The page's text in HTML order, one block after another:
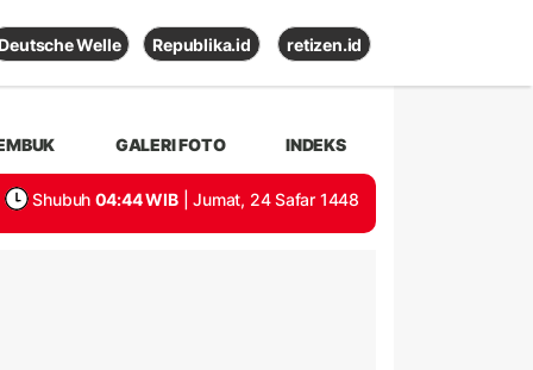
Deutsche Welle Republika.id retizen.id
GALERI FOTO INDEKS
Shubuh 04:44 WIB | Jumat, 24 Safar 1448